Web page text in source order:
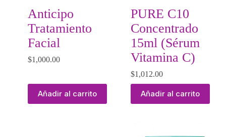
Anticipo
Tratamiento
Facial
$1,000.00
Añadir al carrito
PURE C10
Concentrado
15ml (Sérum
Vitamina C)
$1,012.00
Añadir al carrito